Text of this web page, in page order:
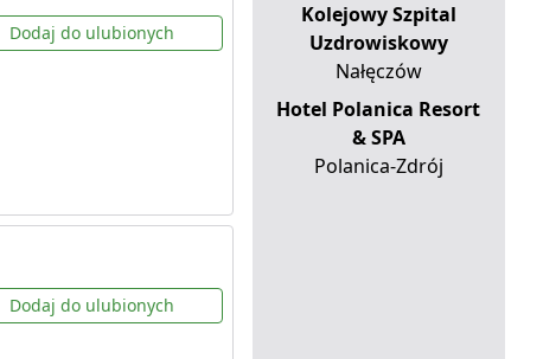
Dodaj do ulubionych
Dodaj do ulubionych
Kolejowy Szpital
Uzdrowiskowy
Nałęczów
Hotel Polanica Resort
& SPA
Polanica-Zdrój